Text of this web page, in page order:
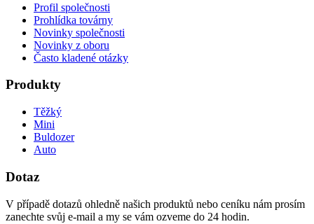
Profil společnosti
Prohlídka továrny
Novinky společnosti
Novinky z oboru
Často kladené otázky
Produkty
Těžký
Mini
Buldozer
Auto
Dotaz
V případě dotazů ohledně našich produktů nebo ceníku nám prosím
zanechte svůj e-mail a my se vám ozveme do 24 hodin.